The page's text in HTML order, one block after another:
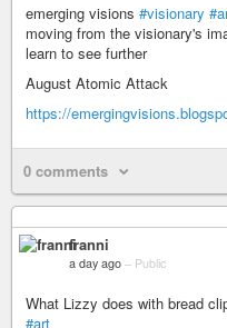
emerging visions #visionary
moving from the visionary's
learn to see further
August Atomic Attack
https://
0 comments
franni
a day ago – Public
What Lizzy does with bread
#art